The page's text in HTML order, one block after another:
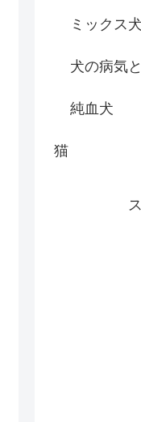
ミックス犬
犬の病気
純血犬
猫